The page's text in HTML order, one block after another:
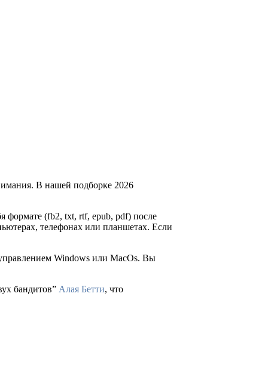
В нашей подборке 2026
формате (fb2, txt, rtf, epub, pdf) после
телефонах или планшетах. Если
Windows или MacOs. Вы
бандитов” Алая Бетти, что